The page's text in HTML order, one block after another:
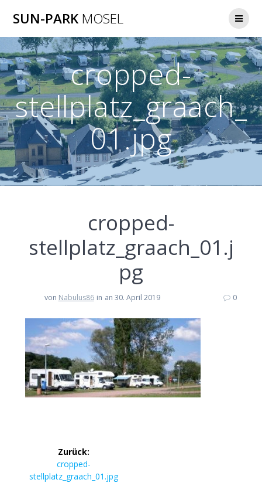
SUN-PARK MOSEL
cropped-
stellplatz_graach_
01.jpg
cropped-
stellplatz_graach_01.j
pg
von Nabulus86 in an 30. April 2019 0
Beitragsnavigation
Zurück:
Vorheriger
Beitrag:
cropped-
stellplatz_graach_01.jpg